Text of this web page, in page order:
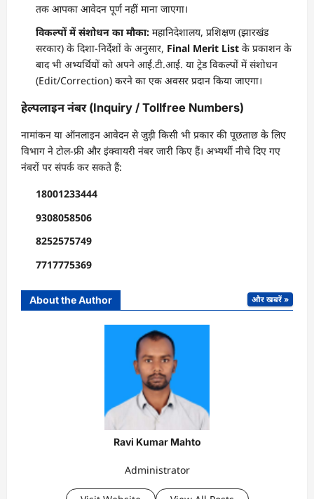
तक आपका आवेदन पूर्ण नहीं माना जाएगा।
विकल्पों में संशोधन का मौका: महानिदेशालय, प्रशिक्षण (झारखंड
सरकार) के दिशा-निर्देशों के अनुसार, Final Merit List के प्रकाशन के
बाद भी अभ्यर्थियों को अपने आई.टी.आई. या ट्रेड विकल्पों में संशोधन
(Edit/Correction) करने का एक अवसर प्रदान किया जाएगा।
हेल्पलाइन नंबर (Inquiry / Tollfree Numbers)
नामांकन या ऑनलाइन आवेदन से जुड़ी किसी भी प्रकार की पूछताछ के लिए
विभाग ने टोल-फ्री और इंक्वायरी नंबर जारी किए हैं। अभ्यर्थी नीचे दिए गए
नंबरों पर संपर्क कर सकते हैं:
18001233444
9308058506
8252575749
7717775369
About the Author और खबरें »
Ravi Kumar Mahto
Administrator